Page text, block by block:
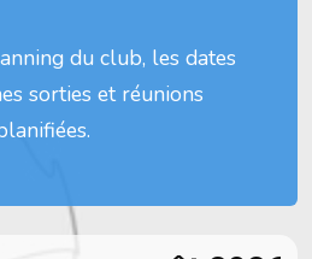
du club, les dates
sorties et réunions